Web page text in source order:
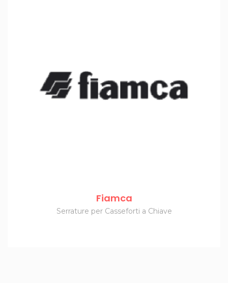
Fiamca
Serrature per Casseforti a Chiave